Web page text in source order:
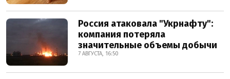
Россия атаковала "Укрнафту":
компания потеряла
значительные объемы добычи
7 АВГУСТА, 16:50